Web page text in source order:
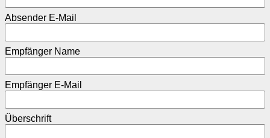
Absender E-Mail
Empfänger Name
Empfänger E-Mail
Überschrift